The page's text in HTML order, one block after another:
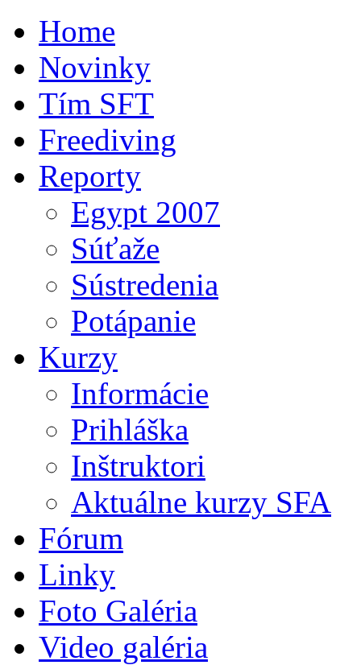
Home
Novinky
Tím SFT
Freediving
Reporty
Egypt 2007
Súťaže
Sústredenia
Potápanie
Kurzy
Informácie
Prihláška
Inštruktori
Aktuálne kurzy SFA
Fórum
Linky
Foto Galéria
Video galéria